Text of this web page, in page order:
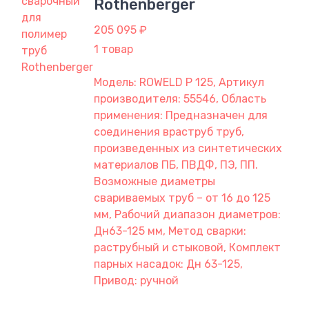
Rothenberger
205 095 ₽
1 товар
Модель: ROWELD P 125, Артикул
производителя: 55546, Область
применения: Предназначен для
соединения враструб труб,
произведенных из синтетических
материалов ПБ, ПВДФ, ПЭ, ПП.
Возможные диаметры
свариваемых труб – от 16 до 125
мм, Рабочий диапазон диаметров:
Дн63-125 мм, Метод сварки:
раструбный и cтыковой, Комплект
парных насадок: Дн 63-125,
Привод: ручной